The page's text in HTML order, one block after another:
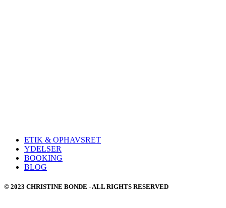
ETIK & OPHAVSRET
YDELSER
BOOKING
BLOG
© 2023 CHRISTINE BONDE - ALL RIGHTS RESERVED